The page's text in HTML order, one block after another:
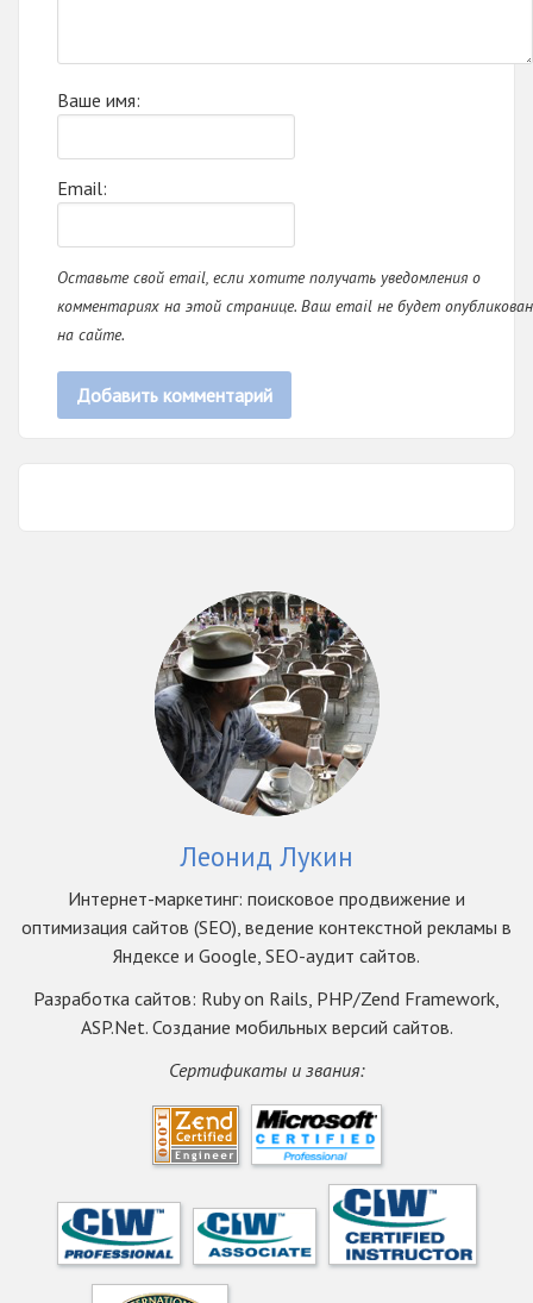
Ваше имя:
Email:
Оставьте свой email, если хотите получать уведомления о
комментариях на этой странице. Ваш email не будет опубликован
на сайте.
Леонид Лукин
Интернет-маркетинг: поисковое продвижение и
оптимизация сайтов (SEO), ведение контекстной рекламы в
Яндексе и Google, SEO-аудит сайтов.
Разработка сайтов: Ruby on Rails, PHP/Zend Framework,
ASP.Net. Создание мобильных версий сайтов.
Сертификаты и звания: